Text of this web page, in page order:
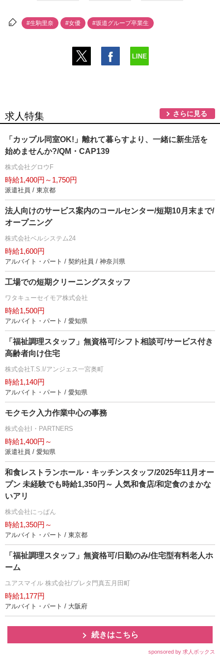
#生駒里奈 #女優 #坂道グループ卒業生
求人特集 さらに見る
「カップル同室OK!」離れて暮らすより、一緒に新生活を
始めませんか?/QM・CAP139
株式会社グロウF
時給1,400円～1,750円
派遣社員 / 東京都
法人向けのサービス案内のコールセンター/短期10月末まで/
オープニング
株式会社ベルシステム24
時給1,600円
アルバイト・パート / 契約社員 / 神奈川県
工場での短期クリーニングスタッフ
ワタキューセイモア株式会社
時給1,500円
アルバイト・パート / 愛知県
「福祉調理スタッフ」無資格可/シフト相談可/サービス付き
高齢者向け住宅
株式会社T.S.I/アンジェス一宮奥町
時給1,140円
アルバイト・パート / 愛知県
モクモク入力作業中心の事務
株式会社I・PARTNERS
時給1,400円～
派遣社員 / 愛知県
和食レストランホール・キッチンスタッフ/2025年11月オー
プン 未経験でも時給1,350円～ 人気和食店/和定食のまかな
いアリ
株式会社にっぱん
時給1,350円～
アルバイト・パート / 東京都
「福祉調理スタッフ」無資格可/日勤のみ/住宅型有料老人ホ
ーム
ユアスマイル 株式会社/プレタ門真五月田町
時給1,177円
アルバイト・パート / 大阪府
続きはこちら
sponsored by 求人ボックス